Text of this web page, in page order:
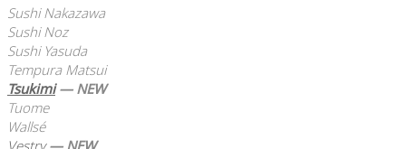
Sushi Nakazawa
Sushi Noz
Sushi Yasuda
Tempura Matsui
Tsukimi— NEW
Tuome
Wallsé
Vestry— NEW